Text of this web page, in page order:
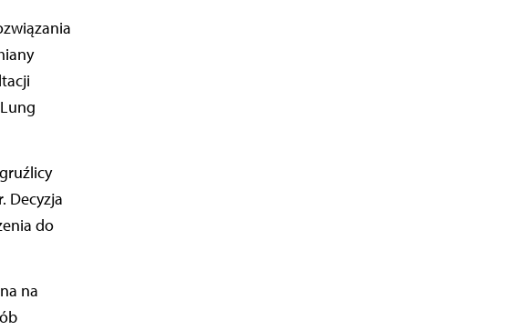
Decyzja
do
na